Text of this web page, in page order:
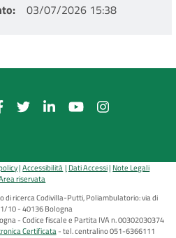
03/07/2026 15:38
Accessibilità Dati Accessi Note Legali
riservata
di ricerca Codivilla-Putti, Poliambulatorio: via di
10 - 40136 Bologna
- Codice fiscale e Partita IVA n. 00302030374
Certificata tel. centralino 051-6366111